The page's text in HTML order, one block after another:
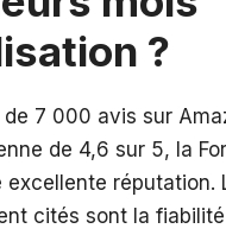
?
7 000 avis sur
de 4,6 sur 5, la
excellente réputation.
cités sont la